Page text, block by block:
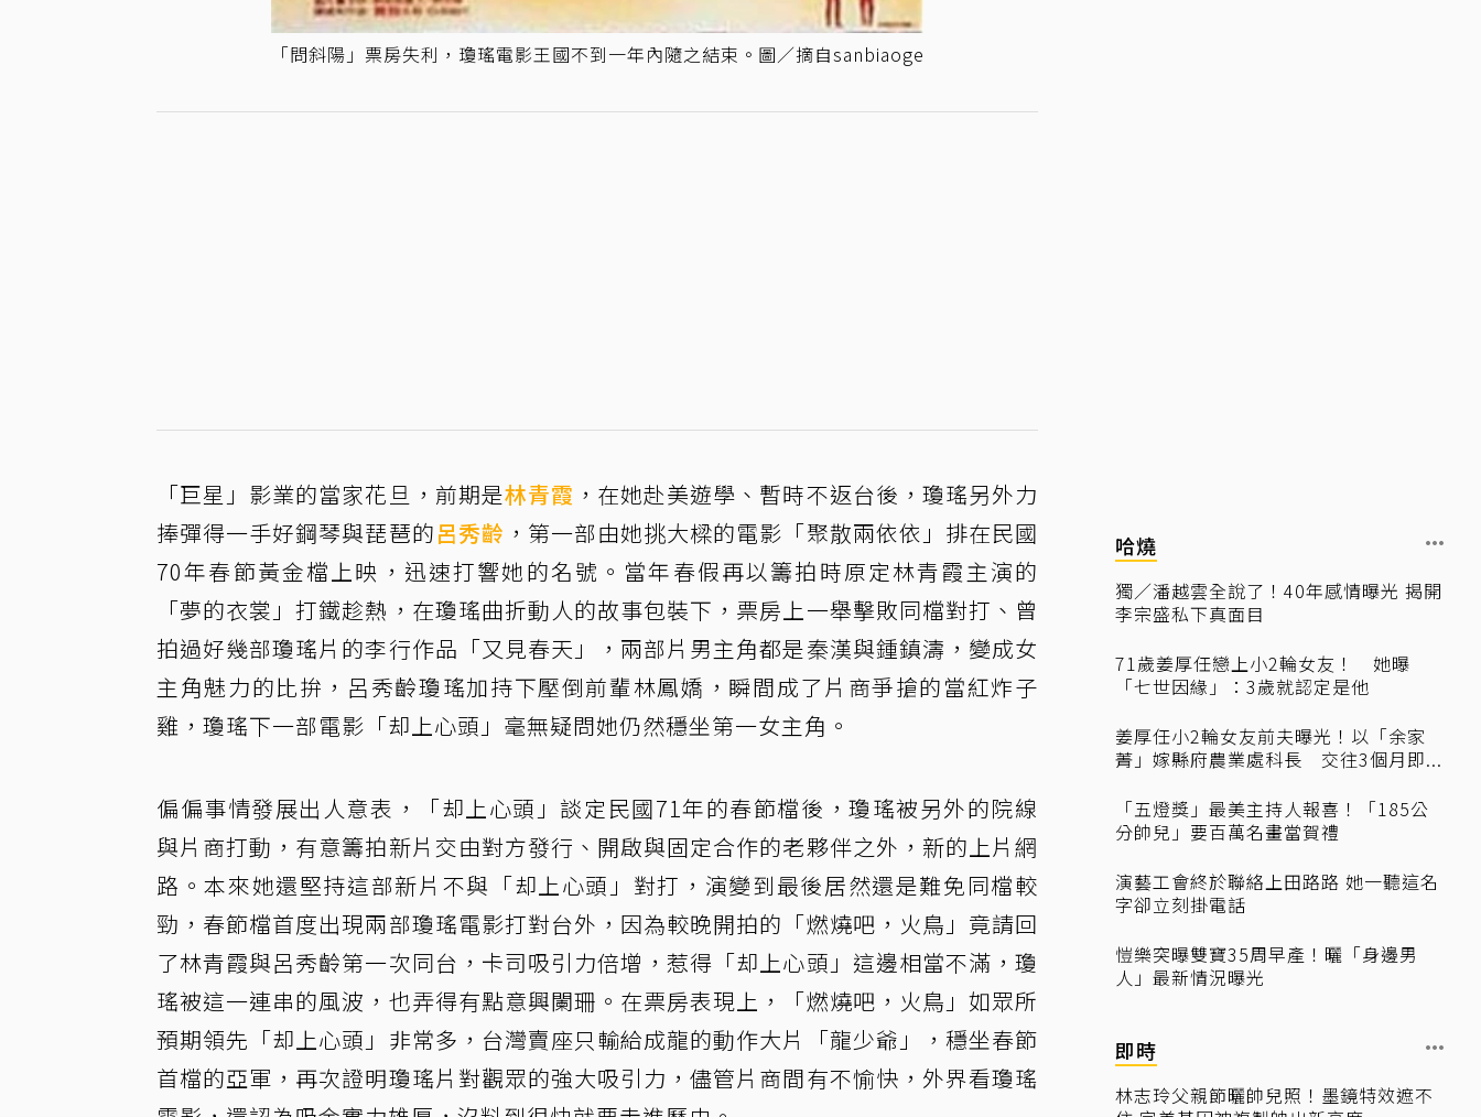
「問斜陽」票房失利，瓊瑤電影王國不到一年內隨之結束。圖／摘自sanbiaoge
「巨星」影業的當家花旦，前期是林青霞 ，在她赴美遊學、暫時不返台後，瓊瑤另外力
捧彈得一手好鋼琴與琵琶的呂秀齡 ，第一部由她挑大樑的電影「聚散兩依依」排在民國
70年春節黃金檔上映，迅速打響她的名號。當年春假再以籌拍時原定林青霞主演的
「夢的衣裳」打鐵趁熱，在瓊瑤曲折動人的故事包裝下，票房上一舉擊敗同檔對打、曾
拍過好幾部瓊瑤片的李行作品「又見春天」，兩部片男主角都是秦漢與鍾鎮濤，變成女
主角魅力的比拚，呂秀齡瓊瑤加持下壓倒前輩林鳳嬌，瞬間成了片商爭搶的當紅炸子
雞，瓊瑤下一部電影「却上心頭」毫無疑問她仍然穩坐第一女主角。
偏偏事情發展出人意表，「却上心頭」談定民國71年的春節檔後，瓊瑤被另外的院線
與片商打動，有意籌拍新片交由對方發行、開啟與固定合作的老夥伴之外，新的上片網
路。本來她還堅持這部新片不與「却上心頭」對打，演變到最後居然還是難免同檔較
勁，春節檔首度出現兩部瓊瑤電影打對台外，因為較晚開拍的「燃燒吧，火鳥」竟請回
了林青霞與呂秀齡第一次同台，卡司吸引力倍增，惹得「却上心頭」這邊相當不滿，瓊
瑤被這一連串的風波，也弄得有點意興闌珊。在票房表現上，「燃燒吧，火鳥」如眾所
預期領先「却上心頭」非常多，台灣賣座只輸給成龍的動作大片「龍少爺」，穩坐春節
首檔的亞軍，再次證明瓊瑤片對觀眾的強大吸引力，儘管片商間有不愉快，外界看瓊瑤
哈燒
獨／潘越雲全說了！40年感情曝光 揭開
李宗盛私下真面目
71歲姜厚任戀上小2輪女友！ 她曝
「七世因緣」：3歲就認定是他
姜厚任小2輪女友前夫曝光！以「余家
菁」嫁縣府農業處科長 交往3個月即...
「五燈獎」最美主持人報喜！「185公
分帥兒」要百萬名畫當賀禮
演藝工會終於聯絡上田路路 她一聽這名
字卻立刻掛電話
愷樂突曝雙寶35周早產！曬「身邊男
人」最新情況曝光
即時
林志玲父親節曬帥兒照！墨鏡特效遮不